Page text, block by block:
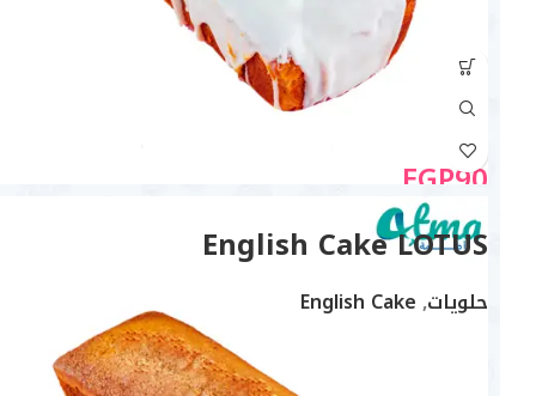
EGP90
English Cake LOTUS
حلويات,
English Cake